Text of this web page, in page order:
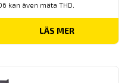
kan även mäta THD.
LÄS MER